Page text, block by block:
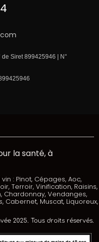
Siret 899425946 | N°
la santé, à
: Pinot, Cépages, Aoc,
Terroir, Vinification, Raisins,
Chardonnay, Vendanges,
Cabernet, Muscat, Liquoreux,
2025. Tous droits réservés.